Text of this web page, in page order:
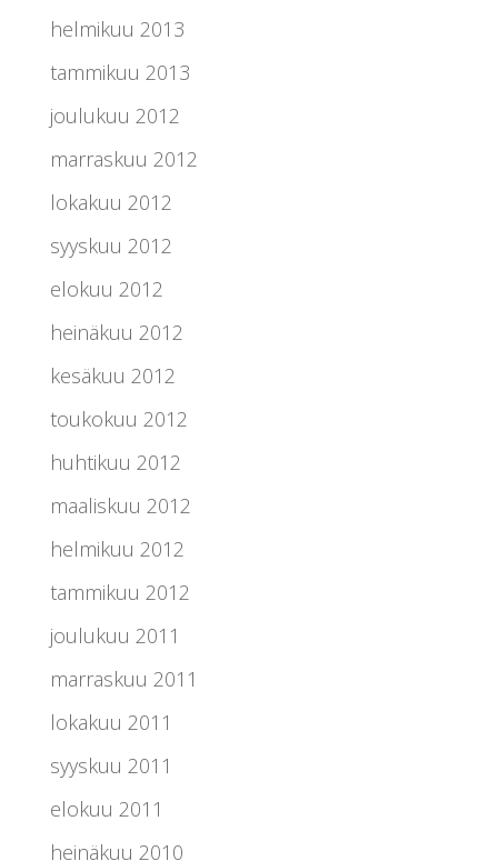
helmikuu 2013
tammikuu 2013
joulukuu 2012
marraskuu 2012
lokakuu 2012
syyskuu 2012
elokuu 2012
heinäkuu 2012
kesäkuu 2012
toukokuu 2012
huhtikuu 2012
maaliskuu 2012
helmikuu 2012
tammikuu 2012
joulukuu 2011
marraskuu 2011
lokakuu 2011
syyskuu 2011
elokuu 2011
heinäkuu 2010